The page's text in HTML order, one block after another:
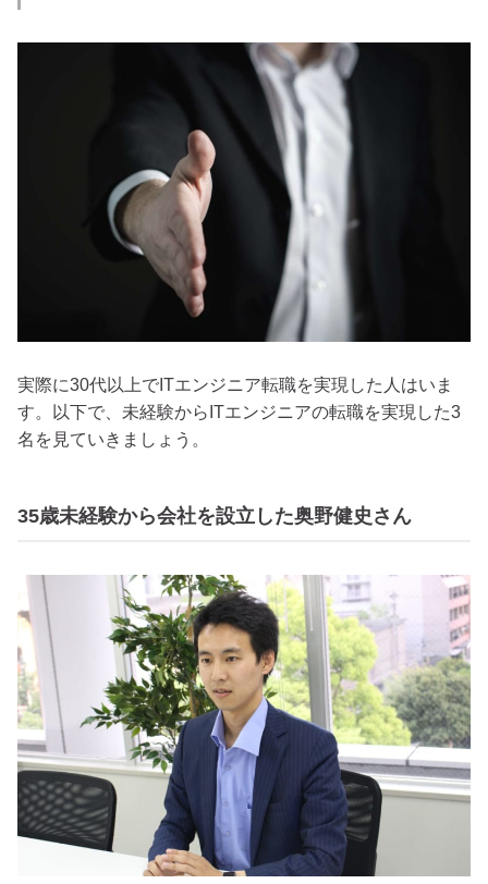
実際に30代以上でITエンジニア転職を実現した人はいま
す。以下で、未経験からITエンジニアの転職を実現した3
名を見ていきましょう。
35歳未経験から会社を設立した奥野健史さん